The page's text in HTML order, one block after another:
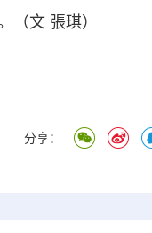
文 張琪）
分享：